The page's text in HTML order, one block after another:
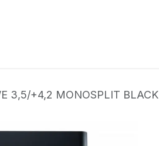
3,5/+4,2 MONOSPLIT BLACK